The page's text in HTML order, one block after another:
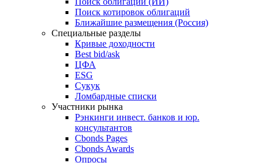
Облигации
Поиски
Поиск облигаций & Карты рынка
Поиск облигаций (ИИ)
Поиск котировок облигаций
Ближайшие размещения (Россия)
Специальные разделы
Кривые доходности
Best bid/ask
ЦФА
ESG
Сукук
Ломбардные списки
Участники рынка
Рэнкинги инвест. банков и юр.